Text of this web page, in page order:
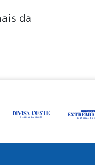
da